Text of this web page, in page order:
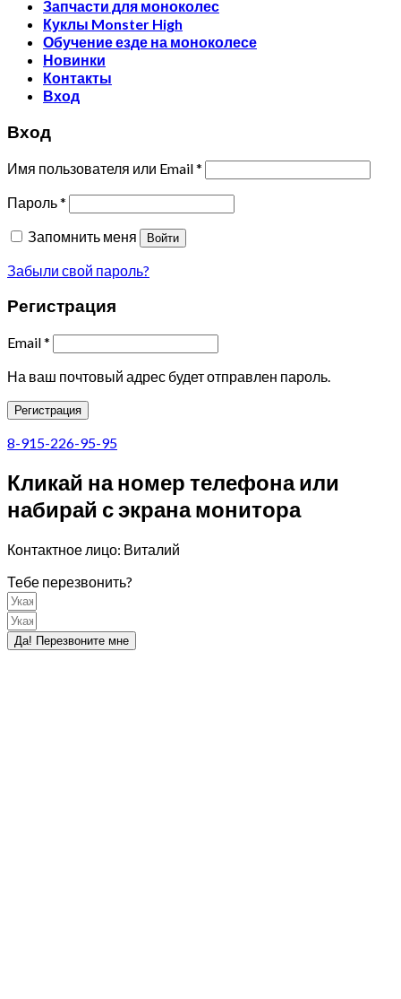
Запчасти для моноколес
Куклы Monster High
Обучение езде на моноколесе
Новинки
Контакты
Вход
Вход
Имя пользователя или Email*
Пароль*
Запомнить меня
Войти
Забыли свой пароль?
Регистрация
Email*
На ваш почтовый адрес будет отправлен пароль.
Регистрация
8-915-226-95-95
Кликай на номер телефона или
набирай с экрана монитора
Контактное лицо: Виталий
Тебе перезвонить?
Да! Перезвоните мне